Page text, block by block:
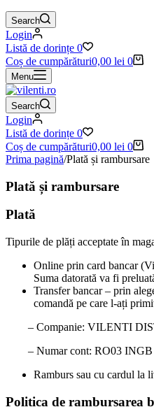
Search
Login
Listă de dorințe 0
Coș de cumpărături0,00 lei 0
Menu
Search
Login
Listă de dorințe 0
Coș de cumpărături0,00 lei 0
Prima pagină/Plată și rambursare
Plată și rambursare
Plată
Tipurile de plăți acceptate în
Online prin card bancar
Suma datorată va fi
Transfer bancar – prin
comandă pe care l-ați
– Companie: VILENTI
– Numar cont: RO03 INGB
Ramburs sau cu cardul la
Politica de rambursarea